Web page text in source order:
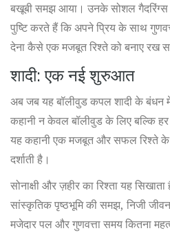
बखूबी समझ आया। उनके सोशल
पुष्टि करते हैं कि अपने प्रिय के साथ
देना कैसे एक मजबूत रिश्ते को बनाए रख
शादी: एक नई शुरुआत
अब जब यह बॉलीवुड कपल शादी के बंधन
कहानी न केवल बॉलीवुड के लिए बल्कि
यह कहानी एक मजबूत और सफल रिश्ते के
दर्शाती है।
सोनाक्षी और ज़हीर का रिश्ता यह
सांस्कृतिक पृष्ठभूमि की समझ, निजी
मजेदार पल और गुणवत्ता समय कितना